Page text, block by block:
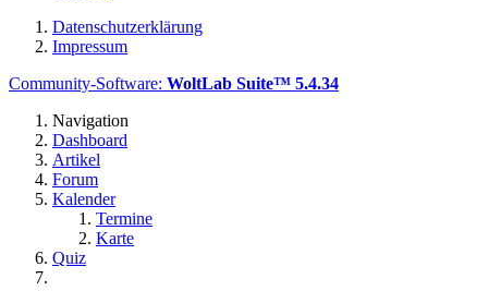
Datenschutzerklärung
Impressum
Community-Software: WoltLab Suite™ 5.4.34
Navigation
Dashboard
Artikel
Forum
Kalender
Termine
Karte
Quiz